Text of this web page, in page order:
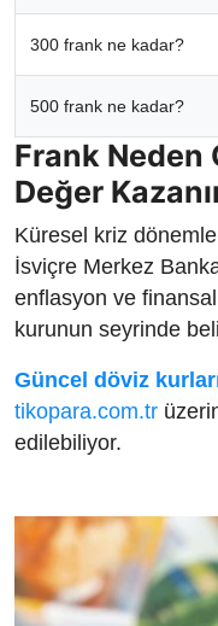
300 frank ne kadar?
500 frank ne kadar?
Frank Neden
Değer
Küresel kriz
İsviçre Merkez
enflasyon ve
kurunun seyrinde
Güncel döviz
tikopara.com.tr
edilebiliyor.